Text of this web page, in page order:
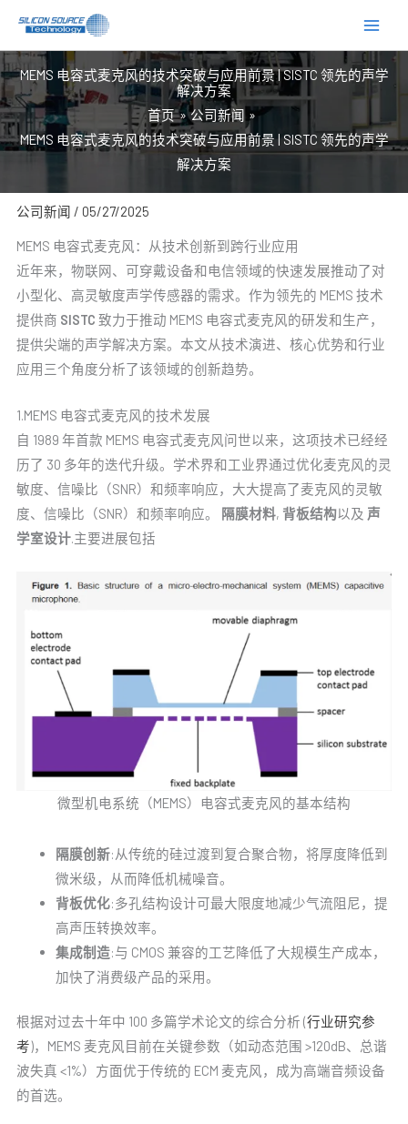
内
容
MEMS 电容式麦克风的技术突破与应用前景 | SISTC 领先的声学
解决方案
首页
公司新闻
MEMS 电容式麦克风的技术突破与应用前景 | SISTC 领先的声学
解决方案
公司新闻 / 05/27/2025
MEMS 电容式麦克风：从技术创新到跨行业应用
近年来，物联网、可穿戴设备和电信领域的快速发展推动了对
小型化、高灵敏度声学传感器的需求。作为领先的 MEMS 技术
提供商 SISTC 致力于推动 MEMS 电容式麦克风的研发和生产，
提供尖端的声学解决方案。本文从技术演进、核心优势和行业
应用三个角度分析了该领域的创新趋势。
1.MEMS 电容式麦克风的技术发展
自 1989 年首款 MEMS 电容式麦克风问世以来，这项技术已经经
历了 30 多年的迭代升级。学术界和工业界通过优化麦克风的灵
敏度、信噪比（SNR）和频率响应，大大提高了麦克风的灵敏
度、信噪比（SNR）和频率响应。 隔膜材料, 背板结构以及 声
学室设计.主要进展包括
微型机电系统（MEMS）电容式麦克风的基本结构
隔膜创新:从传统的硅过渡到复合聚合物，将厚度降低到
微米级，从而降低机械噪音。
背板优化:多孔结构设计可最大限度地减少气流阻尼，提
高声压转换效率。
集成制造:与 CMOS 兼容的工艺降低了大规模生产成本，
加快了消费级产品的采用。
根据对过去十年中 100 多篇学术论文的综合分析 (行业研究参
考)，MEMS 麦克风目前在关键参数（如动态范围 >120dB、总谐
波失真 <1%）方面优于传统的 ECM 麦克风，成为高端音频设备
的首选。